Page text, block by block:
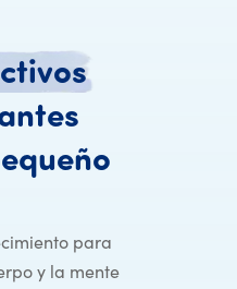
Cuerpo
para
y la mente